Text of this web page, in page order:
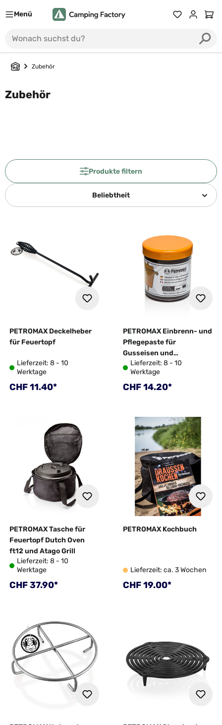
Menü Du hast 0
Zubehör
Zubehör
Produkte filtern
Beliebtheit
PETROMAX Deckelheber
für Feuertopf
Lieferzeit: 8 - 10
Werktage
Regulärer Preis:
CHF 11.40*
PETROMAX Einbrenn- und
Pflegepaste für
Gusseisen und
Schmiedeeisen
Lieferzeit: 8 - 10
Werktage
Regulärer Preis:
CHF 14.20*
PETROMAX Tasche für
Feuertopf Dutch Oven
ft12 und Atago Grill
Lieferzeit: 8 - 10
Werktage
Regulärer Preis:
CHF 37.90*
PETROMAX Kochbuch
Lieferzeit: ca. 3 Wochen
Regulärer Preis:
CHF 19.00*